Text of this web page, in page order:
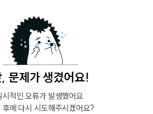
문제가 생겼어요!
시적인 오류가 발생했어요.
후에 다시 시도해주시겠어요?